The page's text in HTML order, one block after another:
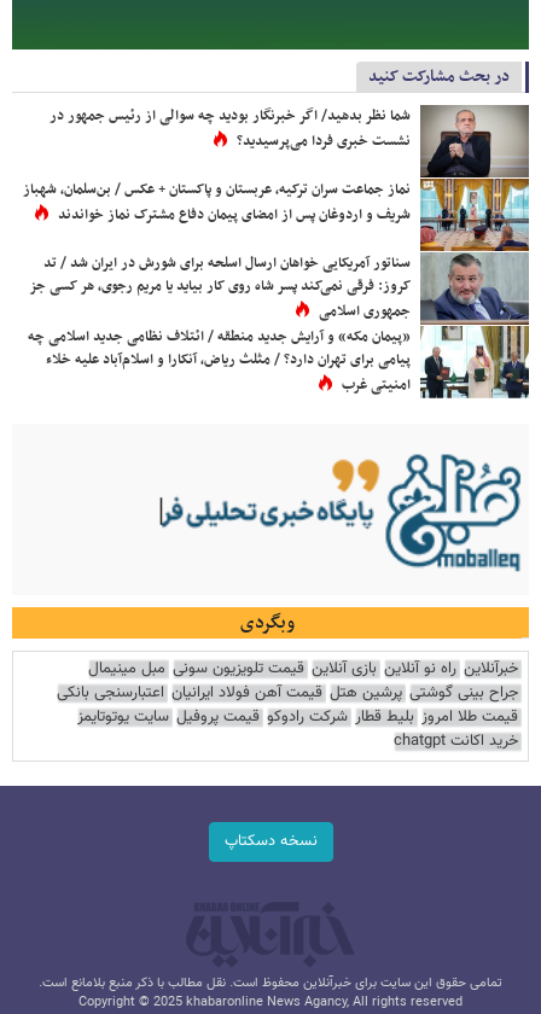
در بحث مشارکت کنید
شما نظر بدهید/ اگر خبرنگار بودید چه سوالی از رئیس جمهور در
نشست خبری فردا می‌پرسیدید؟
نماز جماعت سران ترکیه، عربستان و پاکستان + عکس / بن‌سلمان، شهباز
شریف و اردوغان پس از امضای پیمان دفاع مشترک نماز خواندند
سناتور آمریکایی خواهان ارسال اسلحه برای شورش در ایران شد / تد
کروز: فرقی نمی‌کند پسر شاه روی کار بیاید یا مریم رجوی، هر کسی جز
جمهوری اسلامی
«پیمان مکه» و آرایش جدید منطقه / ائتلاف نظامی جدید اسلامی چه
پیامی برای تهران دارد؟ / مثلث ریاض، آنکارا و اسلام‌آباد علیه خلاء
امنیتی غرب
وبگردی
خبرآنلاین راه نو آنلاین بازی آنلاین قیمت تلویزیون سونی مبل مینیمال
جراح بینی گوشتی پرشین هتل قیمت آهن فولاد ایرانیان اعتبارسنجی بانکی
قیمت طلا امروز بلیط قطار شرکت رادوکو قیمت پروفیل سایت یوتوتایمز
خرید اکانت chatgpt
نسخه دسکتاپ
تمامی حقوق این سایت برای خبرآنلاین محفوظ است. نقل مطالب با ذکر منبع بلامانع است.
Copyright © 2025 khabaronline News Agancy, All rights reserved